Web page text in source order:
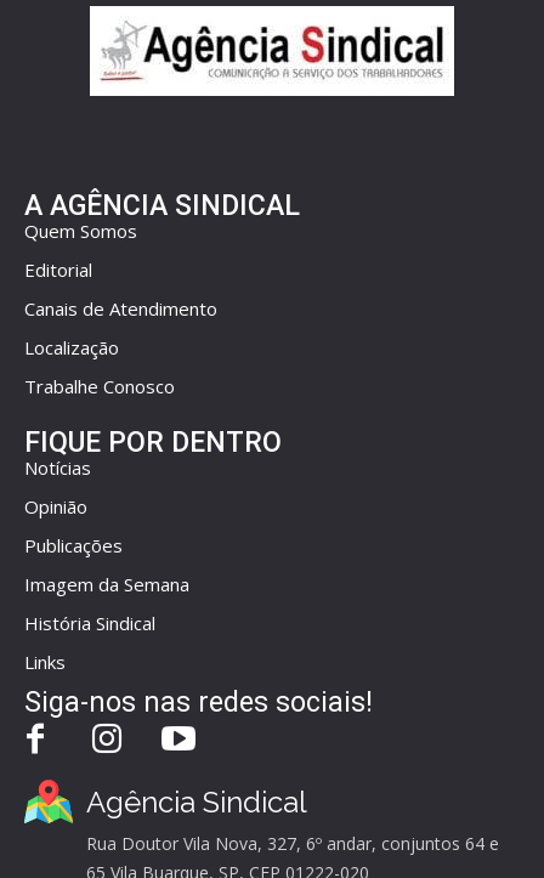
A AGÊNCIA SINDICAL
Quem Somos
Editorial
Canais de Atendimento
Localização
Trabalhe Conosco
FIQUE POR DENTRO
Notícias
Opinião
Publicações
Imagem da Semana
História Sindical
Links
Siga-nos nas redes sociais!
Agência Sindical
Rua Doutor Vila Nova, 327, 6º andar, conjuntos 64 e
65 Vila Buarque, SP, CEP 01222-020